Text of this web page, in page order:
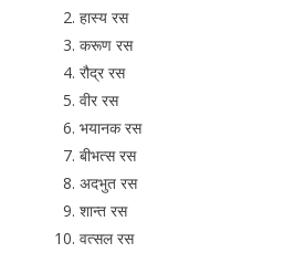
हास्य रस
करूण रस
रौद्र रस
वीर रस
भयानक रस
बीभत्स रस
अदभुत रस
शान्त रस
वत्सल रस